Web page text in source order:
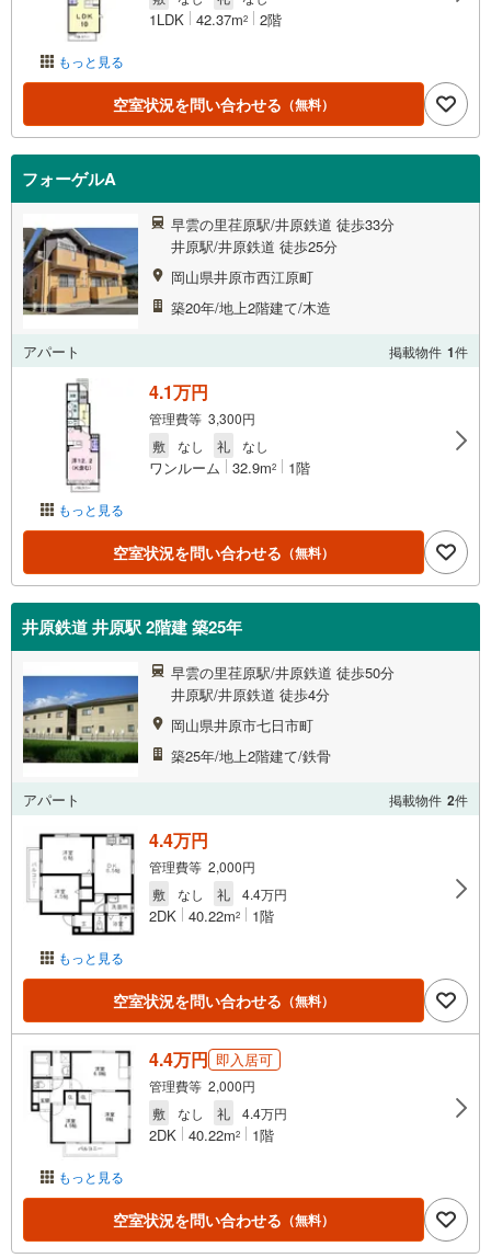
もっと見る
1LDK 42.37m2 2階
空室状況を問い合わせる （無料）
フォーゲルA
早雲の里荏原駅/井原鉄道 徒歩33分
井原駅/井原鉄道 徒歩25分
岡山県井原市西江原町
築20年/地上2階建て/木造
アパート 掲載物件 1件
もっと見る
4.1万円
管理費等 3,300円
敷
なし 礼 なし
ワンルーム 32.9m2 1階
空室状況を問い合わせる （無料）
井原鉄道 井原駅 2階建 築25年
早雲の里荏原駅/井原鉄道 徒歩50分
井原駅/井原鉄道 徒歩4分
岡山県井原市七日市町
築25年/地上2階建て/鉄骨
アパート 掲載物件 2件
もっと見る
4.4万円
管理費等 2,000円
敷
なし 礼 4.4万円
2DK 40.22m2 1階
空室状況を問い合わせる （無料）
もっと見る
4.4万円 即入居可
管理費等 2,000円
敷
なし 礼 4.4万円
2DK 40.22m2 1階
空室状況を問い合わせる （無料）